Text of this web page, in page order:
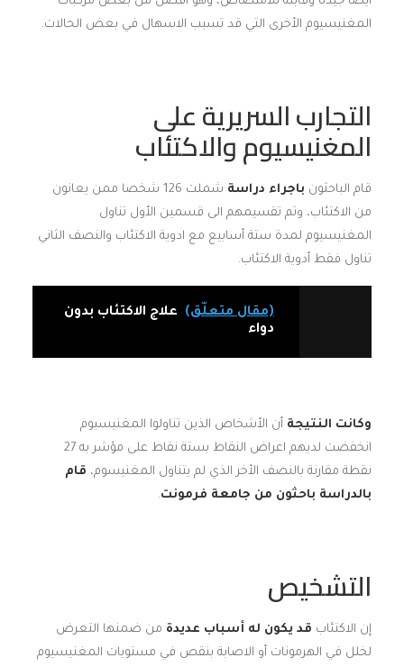
المغنيسيوم الأخرى التي قد تسبب الاسهال في بعض الحالات.
التجارب السريرية على
المغنيسيوم والاكتئاب
قام الباحثون باجراء دراسة
شملت 126 شخصا ممن يعانون
من الاكتئاب، وتم تقسيمهم الى قسمين الأول تناول
المغنيسيوم لمدة ستة أسابيع مع ادوية الاكتئاب والنصف الثاني
تناول فقط أدوية الاكتئاب.
(مقال متعلّق)
علاج الاكتئاب بدون
دواء
وكانت النتيجة أن الأشخاص الذين تناولوا المغنيسيوم
انخفضت لديهم اعراض النقاط بستة نقاط على مؤشر به 27
نقطة مقارنة بالنصف الأخر الذي لم يتناول المغنيسوم، قام
بالدراسة باحثون من جامعة فرمونت.
التشخيص
إن الاكتئاب قد يكون له أسباب عديدة من ضمنها التعرض
لخلل في الهرمونات أو الاصابة بنقص في مستويات المغنيسيوم